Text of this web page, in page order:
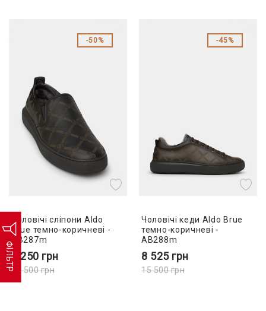
ФІЛЬТР
50%
Чоловічі сліпони Aldo
Brue темно-коричневі -
AB287m
7 250 грн
14 500грн
45%
Чоловічі кеди Aldo Brue
темно-коричневі -
AB288m
8 525 грн
15 500грн